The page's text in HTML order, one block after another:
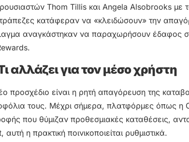
Thom Tillis και Angela Alsobrooks με
τράπεζες κατάφεραν να «κλειδώσουν» την
αναγκάστηκαν να παραχωρήσουν έδαφος
αλλάζει για τον μέσο χρήστη
προσχέδιο είναι η ρητή απαγόρευση της
τους. Μέχρι σήμερα, πλατφόρμες όπως η
που θύμιζαν προθεσμιακές καταθέσεις,
η πρακτική ποινικοποιείται ρυθμιστικά.